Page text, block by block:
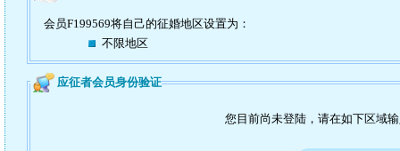
会员F199569将自己的征婚地区设置为：
不限地区
应征者会员身份验证
您目前尚未登陆，请在如下区域